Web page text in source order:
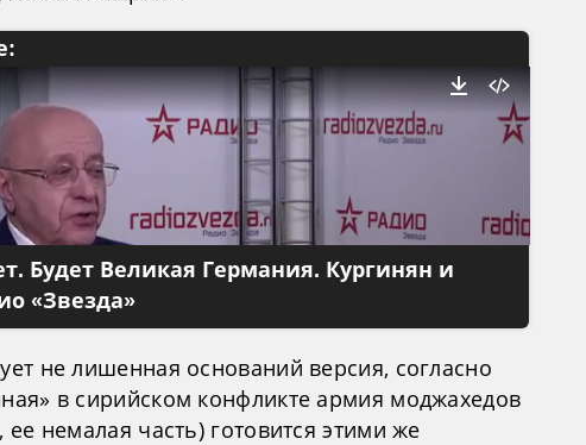
Будет Великая Германия. Кургинян и
«Звезда»
не лишенная оснований версия, согласно
в сирийском конфликте армия моджахедов
немалая часть) готовится этими же